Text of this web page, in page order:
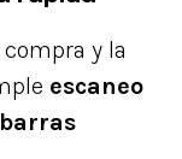
y la
escaneo